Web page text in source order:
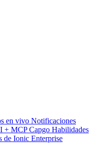
en vivo Notificaciones
+ MCPCapgo Habilidades
de Ionic Enterprise